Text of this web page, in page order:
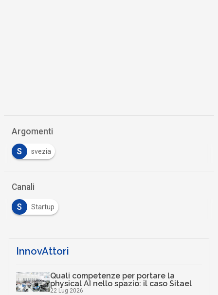
Argomenti
S svezia
Canali
S Startup
InnovAttori
Quali competenze per portare la
physical AI nello spazio: il caso Sitael
22 Lug 2026